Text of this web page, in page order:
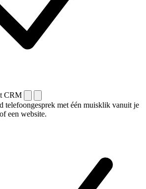
CRM
telefoongesprek met één muisklik vanuit je
een website.